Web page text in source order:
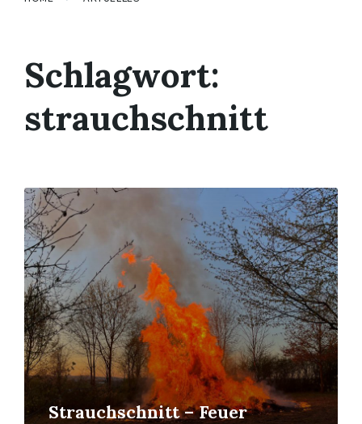
Schlagwort:
strauchschnitt
Strauchschnitt – Feuer
Mehr
erfahren